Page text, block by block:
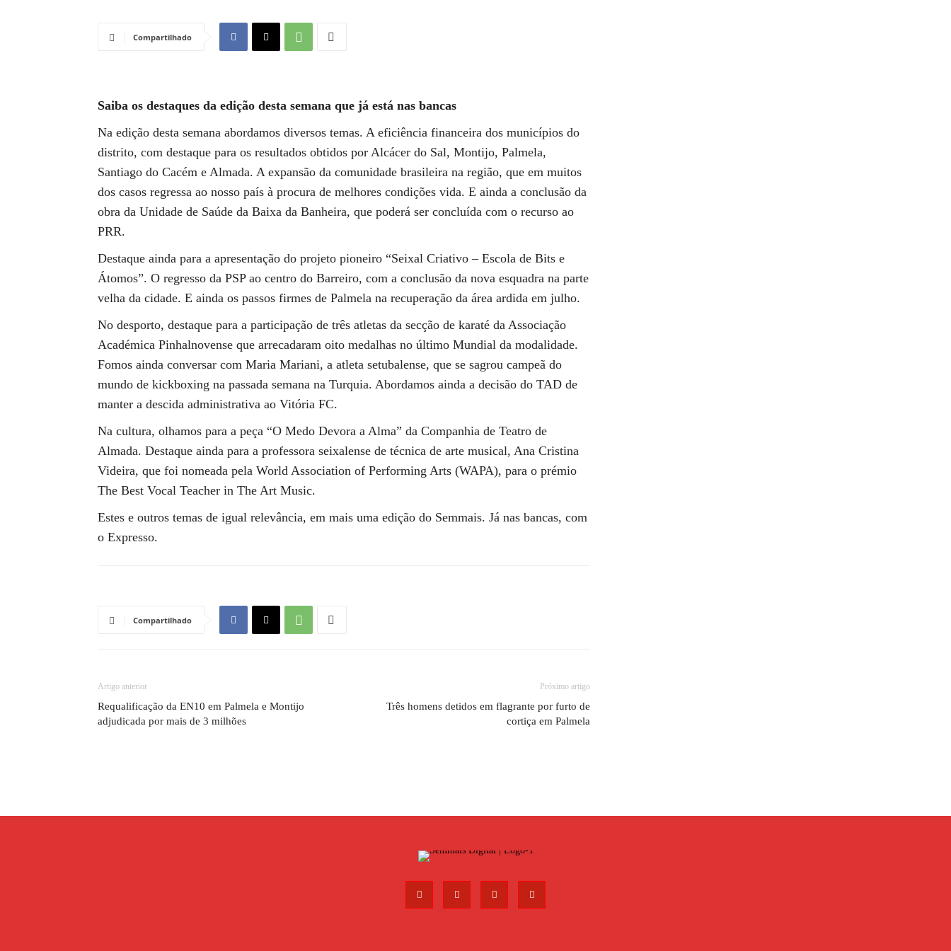
Compartilhado
Saiba os destaques da edição desta semana que já está nas bancas
Na edição desta semana abordamos diversos temas. A eficiência financeira dos municípios do
distrito, com destaque para os resultados obtidos por Alcácer do Sal, Montijo, Palmela,
Santiago do Cacém e Almada. A expansão da comunidade brasileira na região, que em muitos
dos casos regressa ao nosso país à procura de melhores condições vida. E ainda a conclusão da
obra da Unidade de Saúde da Baixa da Banheira, que poderá ser concluída com o recurso ao
PRR.
Destaque ainda para a apresentação do projeto pioneiro “Seixal Criativo – Escola de Bits e
Átomos”. O regresso da PSP ao centro do Barreiro, com a conclusão da nova esquadra na parte
velha da cidade. E ainda os passos firmes de Palmela na recuperação da área ardida em julho.
No desporto, destaque para a participação de três atletas da secção de karaté da Associação
Académica Pinhalnovense que arrecadaram oito medalhas no último Mundial da modalidade.
Fomos ainda conversar com Maria Mariani, a atleta setubalense, que se sagrou campeã do
mundo de kickboxing na passada semana na Turquia. Abordamos ainda a decisão do TAD de
manter a descida administrativa ao Vitória FC.
Na cultura, olhamos para a peça “O Medo Devora a Alma” da Companhia de Teatro de
Almada. Destaque ainda para a professora seixalense de técnica de arte musical, Ana Cristina
Videira, que foi nomeada pela World Association of Performing Arts (WAPA), para o prémio
The Best Vocal Teacher in The Art Music.
Estes e outros temas de igual relevância, em mais uma edição do Semmais. Já nas bancas, com
o Expresso.
Compartilhado
Artigo anterior
Requalificação da EN10 em Palmela e Montijo
adjudicada por mais de 3 milhões
Próximo artigo
Três homens detidos em flagrante por furto de
cortiça em Palmela